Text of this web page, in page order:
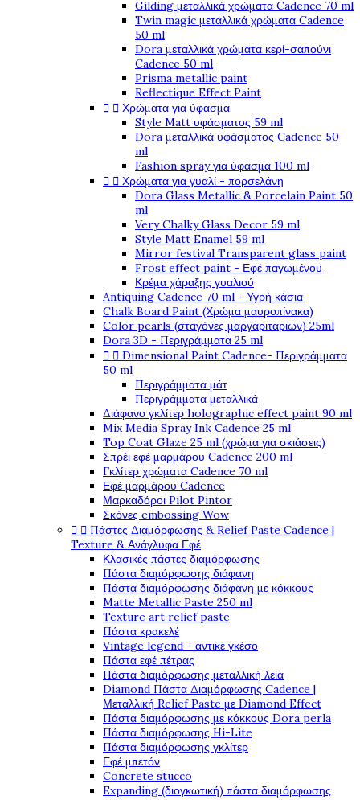
Gilding μεταλλικά χρώματα Cadence 70 ml
Twin magic μεταλλικά χρώματα Cadence
50 ml
Dora μεταλλικά χρώματα κερί-σαπούνι
Cadence 50 ml
Prisma metallic paint
Reflectique Effect Paint
  Χρώματα για ύφασμα
Style Matt υφάσματος 59 ml
Dora μεταλλικά υφάσματος Cadence 50
ml
Fashion spray για ύφασμα 100 ml
  Χρώματα για γυαλί - πορσελάνη
Dora Glass Metallic & Porcelain Paint 50
ml
Very Chalky Glass Decor 59 ml
Style Matt Enamel 59 ml
Mirror festival Transparent glass paint
Frost effect paint - Εφέ παγωμένου
Κρέμα χάραξης γυαλιού
Antiquing Cadence 70 ml - Υγρή κάσια
Chalk Board Paint (Χρώμα μαυροπίνακα)
Color pearls (σταγόνες μαργαριταριών) 25ml
Dora 3D - Περιγράμματα 25 ml
  Dimensional Paint Cadence- Περιγράμματα
50 ml
Περιγράμματα μάτ
Περιγράμματα μεταλλικά
Διάφανο γκλίτερ holographic effect paint 90 ml
Mix Media Spray Ink Cadence 25 ml
Top Coat Glaze 25 ml (χρώμα για σκιάσεις)
Σπρέι εφέ μαρμάρου Cadence 200 ml
Γκλίτερ χρώματα Cadence 70 ml
Εφέ μαρμάρου Cadence
Μαρκαδόροι Pilot Pintor
Σκόνες embossing Wow
  Πάστες Διαμόρφωσης & Relief Paste Cadence |
Texture & Ανάγλυφα Εφέ
Κλασικές πάστες διαμόρφωσης
Πάστα διαμόρφωσης διάφανη
Πάστα διαμόρφωσης διάφανη με κόκκους
Matte Metallic Paste 250 ml
Texture art relief paste
Πάστα κρακελέ
Vintage legend - αντικέ γκέσο
Πάστα εφέ πέτρας
Πάστα διαμόρφωσης μεταλλική λεία
Diamond Πάστα Διαμόρφωσης Cadence |
Μεταλλική Relief Paste με Diamond Effect
Πάστα διαμόρφωσης με κόκκους Dora perla
Πάστα διαμόρφωσης Hi-Lite
Πάστα διαμόρφωσης γκλίτερ
Εφέ μπετόν
Concrete stucco
Expanding (διογκωτική) πάστα διαμόρφωσης